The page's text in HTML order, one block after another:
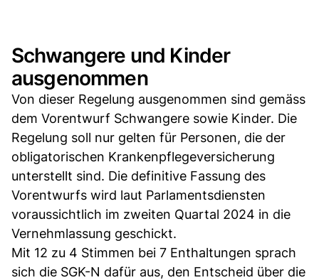
Schwangere und Kinder
ausgenommen
Von dieser Regelung ausgenommen sind gemäss
dem Vorentwurf Schwangere sowie Kinder. Die
Regelung soll nur gelten für Personen, die der
obligatorischen Krankenpflegeversicherung
unterstellt sind. Die definitive Fassung des
Vorentwurfs wird laut Parlamentsdiensten
voraussichtlich im zweiten Quartal 2024 in die
Vernehmlassung geschickt.
Mit 12 zu 4 Stimmen bei 7 Enthaltungen sprach
sich die SGK-N dafür aus, den Entscheid über die